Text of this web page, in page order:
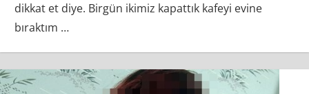
dikkat et diye. Birgün ikimiz kapattık kafeyi evine
bıraktım …